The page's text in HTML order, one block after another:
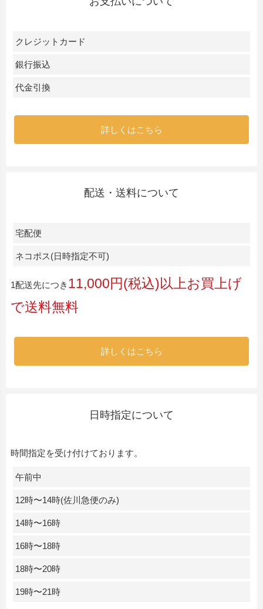
クレジットカード
銀行振込
代金引換
詳しくはこちら
配送・送料について
宅配便
ネコポス(日時指定不可)
1配送先につき 11,000円(税込)以上お買上げ
で送料無料
詳しくはこちら
日時指定について
時間指定を受け付けております。
午前中
12時〜14時(佐川急便のみ)
14時〜16時
16時〜18時
18時〜20時
19時〜21時